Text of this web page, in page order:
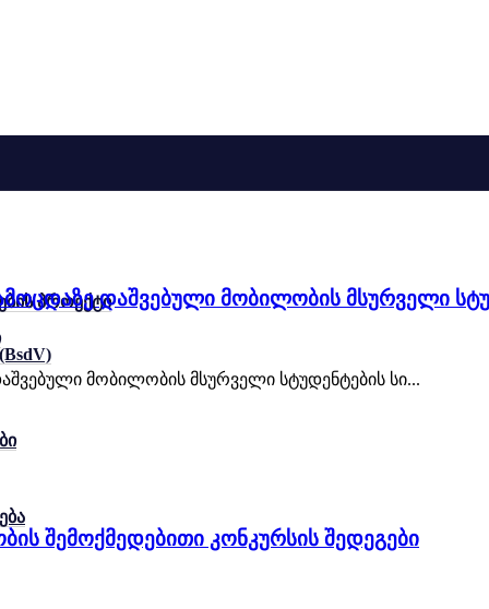
პროექტიდაშვებული მობილობის მსურველი
მობილობის მსურველი სტუდენტების სი...
შემოქმედებითი კონკურსის შედეგები